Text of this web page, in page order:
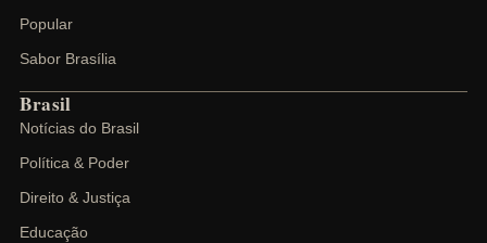
Popular
Sabor Brasília
Brasil
Notícias do Brasil
Política & Poder
Direito & Justiça
Educação